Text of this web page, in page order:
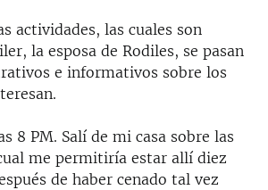
actividades, las cuales son
la esposa de Rodiles, se pasan
e informativos sobre los
8 PM. Salí de mi casa sobre las
me permitiría estar allí diez
de haber cenado tal vez